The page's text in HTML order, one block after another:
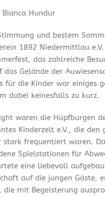
Hundur
und bestem
1892 Niedermittlau e.V.
das zahlreiche
das Gelände der
für die Kinder war einiges
dabei keinesfalls zu kurz.
waren die Hüpfburgen
Kinderzelt e.V., die den
stark frequentiert waren.
Spielstationen für
eine liebevoll
auf die jungen Gäste,
die mit Begeisterung